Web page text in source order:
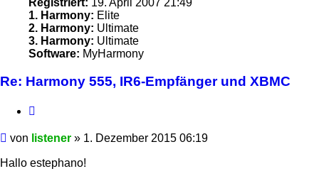
Registriert: 19. April 2007 21:49
1. Harmony: Elite
2. Harmony: Ultimate
3. Harmony: Ultimate
Software: MyHarmony
Re: Harmony 555, IR6-Empfänger und XBMC
Beitrag
von listener » 1. Dezember 2015 06:19
Hallo estephano!